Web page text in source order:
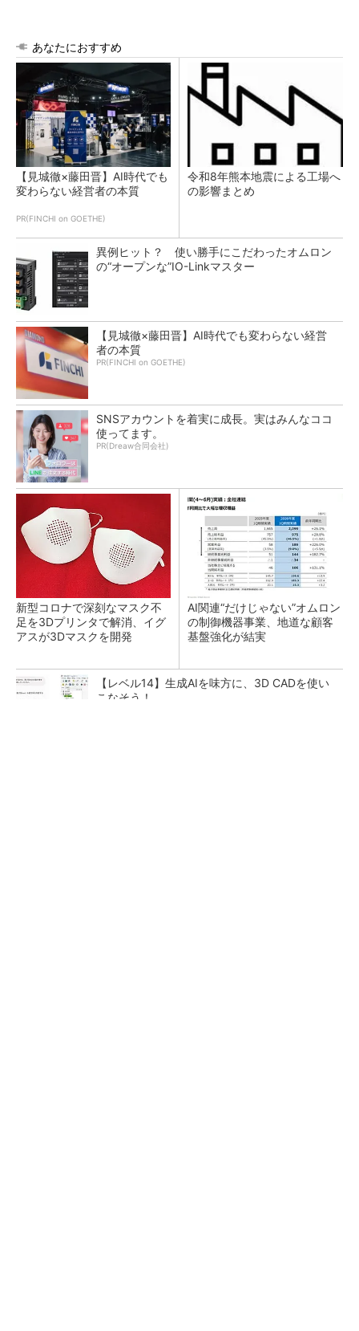
あなたにおすすめ
【見城徹×藤田晋】AI時代でも
変わらない経営者の本質
PR(FINCHI on GOETHE)
令和8年熊本地震による工場へ
の影響まとめ
異例ヒット？ 使い勝手にこだわったオムロン
の“オープンな”IO-Linkマスター
【見城徹×藤田晋】AI時代でも変わらない経営
者の本質
PR(FINCHI on GOETHE)
SNSアカウントを着実に成長。実はみんなココ
使ってます。
PR(Dreaw合同会社)
新型コロナで深刻なマスク不
足を3Dプリンタで解消、イグ
アスが3Dマスクを開発
AI関連“だけじゃない”オムロン
の制御機器事業、地道な顧客
基盤強化が結実
【レベル14】生成AIを味方に、3D CADを使い
こなそう！